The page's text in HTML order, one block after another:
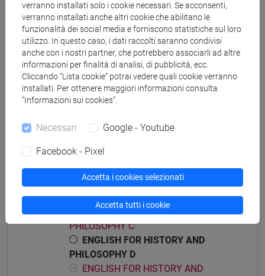
Struttura generale dell'insegnamento
LINGUA INGLESE
ACADEMIC WRITING
ACADEMIC WRITING A
ACADEMIC WRITING B
ACADEMIC WRITING D
ENGLISH FOR HISTORY AND
PHILOSOPHY A
ENGLISH FOR HISTORY AND
PHILOSOPHY B
ENGLISH FOR HISTORY AND
PHILOSOPHY C
ENGLISH FOR HISTORY AND
PHILOSOPHY D
ENGLISH FOR HISTORY AND
verranno installati solo i cookie necessari. Se acconsenti,
verranno installati anche altri cookie che abilitano le
funzionalità dei social media e forniscono statistiche sul loro
utilizzo. In questo caso, i dati raccolti saranno condivisi
anche con i nostri partner, che potrebbero associarli ad altre
informazioni per finalità di analisi, di pubblicità, ecc.
Cliccando “Lista cookie” potrai vedere quali cookie verranno
installati. Per ottenere maggiori informazioni consulta
“Informazioni sui cookies”.
Necessari Google - Youtube
Facebook - Pixel
Accetta i cookies selezionati
Accetta tutti i cookie